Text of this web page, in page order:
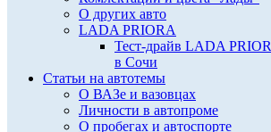
О других авто
LADA PRIORA
Тест-драйв LADA
в Сочи
Статьи на автотемы
О ВАЗе и вазовцах
Личности в автопроме
О пробегах и автоспорте